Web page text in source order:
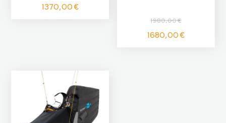
1370,00€
1980,00€
Le
prix
1680,00€Le